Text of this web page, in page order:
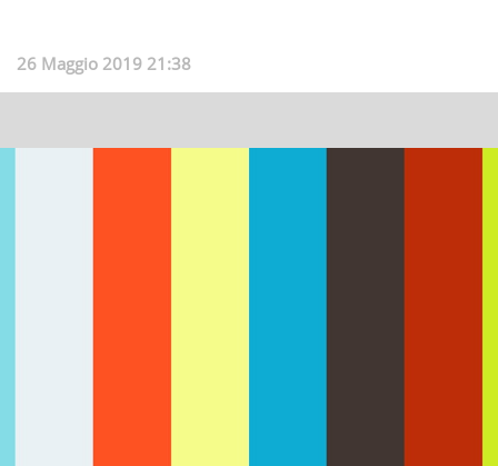
26 Maggio 2019 21:38